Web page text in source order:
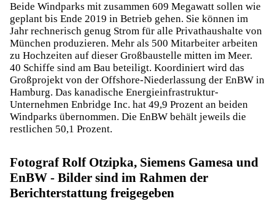
Beide Windparks mit zusammen 609 Megawatt sollen wie
geplant bis Ende 2019 in Betrieb gehen. Sie können im
Jahr rechnerisch genug Strom für alle Privathaushalte von
München produzieren. Mehr als 500 Mitarbeiter arbeiten
zu Hochzeiten auf dieser Großbaustelle mitten im Meer.
40 Schiffe sind am Bau beteiligt. Koordiniert wird das
Großprojekt von der Offshore-Niederlassung der EnBW in
Hamburg. Das kanadische Energieinfrastruktur-
Unternehmen Enbridge Inc. hat 49,9 Prozent an beiden
Windparks übernommen. Die EnBW behält jeweils die
restlichen 50,1 Prozent.
Fotograf Rolf Otzipka, Siemens Gamesa und
EnBW - Bilder sind im Rahmen der
Berichterstattung freigegeben